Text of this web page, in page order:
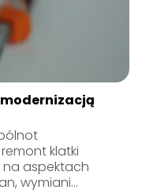
klatki
na aspektach
wymiani...